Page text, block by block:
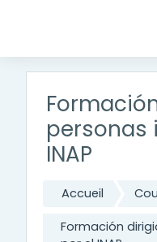
personas
INAP
Accueil
Formación